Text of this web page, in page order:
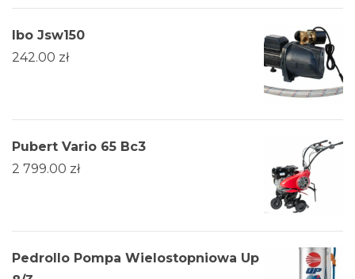
Ibo Jsw150
242.00 zł
Pubert Vario 65 Bc3
2 799.00 zł
Pedrollo Pompa Wielostopniowa Up